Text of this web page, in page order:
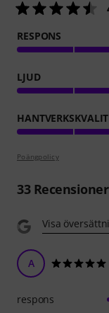
RESPONS
LJUD
Poängpolicy
33Recensioner
Visa
A
respons